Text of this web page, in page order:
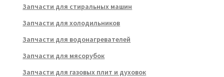
Запчасти для стиральных машин
Запчасти для холодильников
Запчасти для водонагревателей
Запчасти для мясорубок
Запчасти для газовых плит и духовок